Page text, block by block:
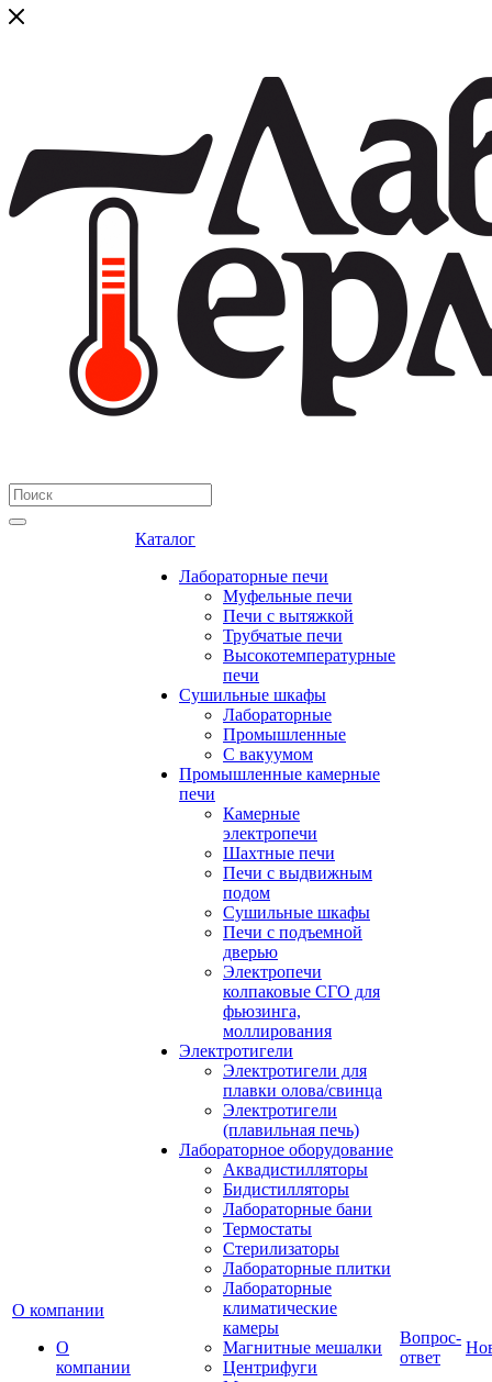
О компании
О
компании
Каталог
Лабораторные печи
Муфельные печи
Печи с вытяжкой
Трубчатые печи
Высокотемпературные
печи
Сушильные шкафы
Лабораторные
Промышленные
С вакуумом
Промышленные камерные
печи
Камерные
электропечи
Шахтные печи
Печи с выдвижным
подом
Сушильные шкафы
Печи с подъемной
дверью
Электропечи
колпаковые СГО для
фьюзинга,
моллирования
Электротигели
Электротигели для
плавки олова/свинца
Электротигели
(плавильная печь)
Лабораторное оборудование
Аквадистилляторы
Бидистилляторы
Лабораторные бани
Термостаты
Стерилизаторы
Лабораторные плитки
Лабораторные
климатические
камеры
Магнитные мешалки
Центрифуги
Вопрос-
ответ